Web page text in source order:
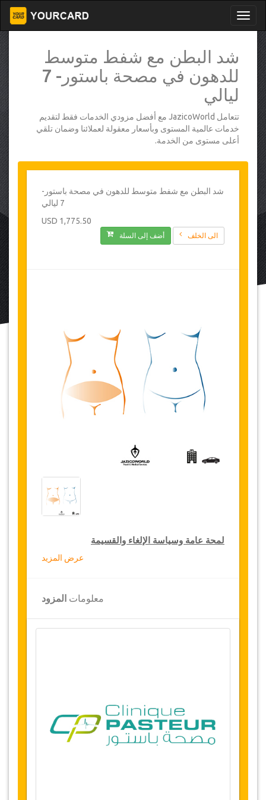
شد البطن مع شفط متوسط
للدهون في مصحة باستور- 7
ليالي
تتعامل JazicoWorld مع أفضل مزودي الخدمات فقط لتقديم
خدمات عالمية المستوى وبأسعار معقولة لعملائنا وضمان تلقي
أعلى مستوى من الخدمة.
شد البطن مع شفط متوسط للدهون في مصحة باستور-
7 ليالي
1,775.50 USD
الى الخلف أضف إلى السلة
لمحة عامة وسياسة الإلغاء والقسيمة
شد البطن مع شفط متوسط للدهون
النقل من المطار والمستشفى
يرجى التواصل معنا قبل إختیار هذه الخدمة لحجز
مواعيد العملية الجراحية
عرض المزيد
معلومات المزود